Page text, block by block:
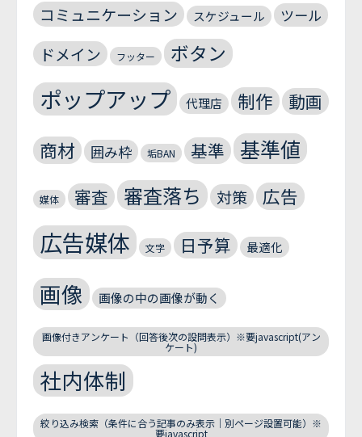
コミュニケーション スケジュール ツール
ドメイン フッター ボタン
ポップアップ 代理店 制作 動画
商材 囲み枠 垢BAN 基準 基準値
媒体 審査 審査落ち 対策 広告
広告媒体 文字 日予算 最適化
画像 画像の中の画像が動く
画像付きアンケート（回答後次の設問表示）※要javascript(アン
ケート)
社内体制
絞り込み検索（条件に合う記事のみ表示｜別ページ設置可能）※
要javascript